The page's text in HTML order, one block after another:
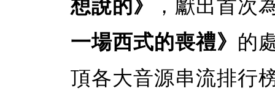
想說的》
，獻出首次
一場西式的喪禮》 的
頂各大音源串流排行